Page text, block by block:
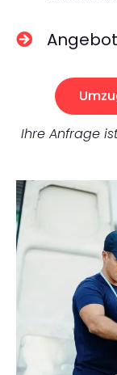
Ihre Anfrage